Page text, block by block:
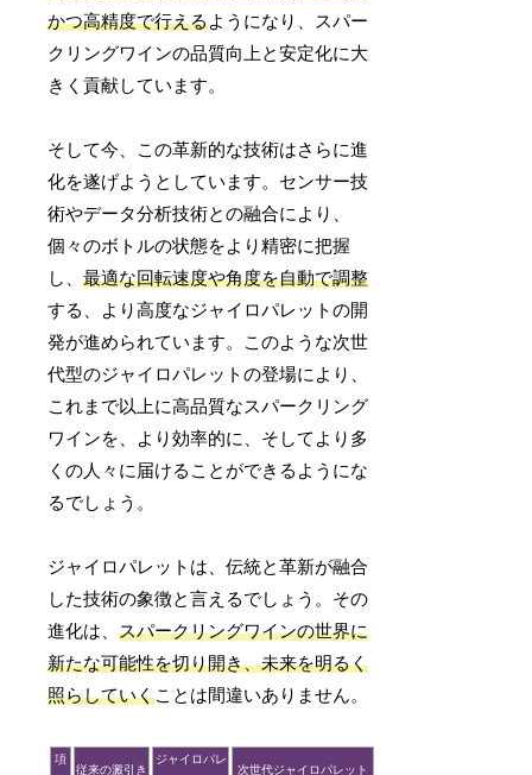
かつ高精度で行えるようになり、スパー
クリングワインの品質向上と安定化に大
きく貢献しています。
そして今、この革新的な技術はさらに進
化を遂げようとしています。センサー技
術やデータ分析技術との融合により、
個々のボトルの状態をより精密に把握
し、最適な回転速度や角度を自動で調整
する、より高度なジャイロパレットの開
発が進められています。このような次世
代型のジャイロパレットの登場により、
これまで以上に高品質なスパークリング
ワインを、より効率的に、そしてより多
くの人々に届けることができるようにな
るでしょう。
ジャイロパレットは、伝統と革新が融合
した技術の象徴と言えるでしょう。その
進化は、スパークリングワインの世界に
新たな可能性を切り開き、未来を明るく
照らしていくことは間違いありません。
項
従来の澱引き
ジャイロパレ
次世代ジャイロパレット